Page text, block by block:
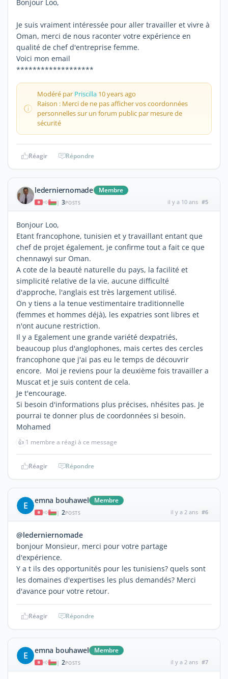
Bonjour Loo,
Je suis vraiment intéressée pour aller travailler et vivre à
Oman, merci de nous raconter votre expérience en
qualité de chef d'entreprise femme.
Voici mon email
*******************
Modéré par Priscilla 10 years ago
Raison : Merci de ne pas afficher vos coordonnées
personnelles sur un forum public par mesure de
sécurité
Réagir Répondre
lederniernomade Membre
| 3POSTS il y a 10 ans #5
Bonjour Loo,
Etant francophone, tunisien et y travaillant entant que
chef de projet également, je confirme tout a fait ce que
chennawyi sur Oman.
A cote de la beauté naturelle du pays, la facilité et
simplicité relative de la vie, aucune difficulté
d'approche, l'anglais est très largement utilisé.
On y tiens a la tenue vestimentaire traditionnelle
(femmes et hommes déjà), les expatries sont libres et
n'ont aucune restriction.
Il y a Egalement une grande variété dexpatriés,
beaucoup plus d'anglophones, mais certes des cercles
francophone que j'ai pas eu le temps de découvrir
encore. Moi je reviens pour la deuxième fois travailler a
Muscat et je suis content de cela.
Je t'encourage.
Si besoin d'informations plus précises, nhésites pas. Je
pourrai te donner plus de coordonnées si besoin.
Mohamed
👍 1 membre a réagi à ce message
Réagir Répondre
E emna bouhawel Membre
| 2POSTS il y a 2 ans #6
@lederniernomade
bonjour Monsieur, merci pour votre partage
d'expérience.
Y a t ils des opportunités pour les tunisiens? quels sont
les domaines d'expertises les plus demandés? Merci
d'avance pour votre retour.
Réagir Répondre
E emna bouhawel Membre
| 2POSTS il y a 2 ans #7